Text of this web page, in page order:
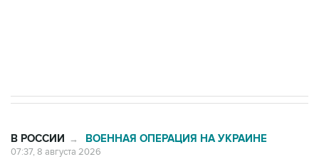
В РОССИИ → ВОЕННАЯ ОПЕРАЦИЯ НА УКРАИНЕ
07:37, 8 августа 2026